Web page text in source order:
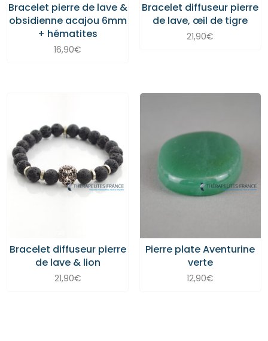
Bracelet pierre de lave &
obsidienne acajou 6mm
+ hématites
16,90€
Bracelet diffuseur pierre
de lave, œil de tigre
21,90€
Bracelet diffuseur pierre
de lave & lion
21,90€
Pierre plate Aventurine
verte
12,90€